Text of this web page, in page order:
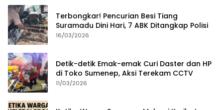
Terbongkar! Pencurian Besi Tiang
Suramadu Dini Hari, 7 ABK Ditangkap Polisi
16/03/2026
Detik-detik Emak-emak Curi Daster dan HP
di Toko Sumenep, Aksi Terekam CCTV
11/03/2026